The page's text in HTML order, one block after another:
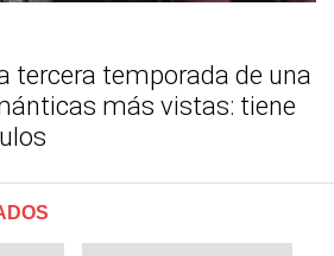
tercera temporada de una
más vistas: tiene